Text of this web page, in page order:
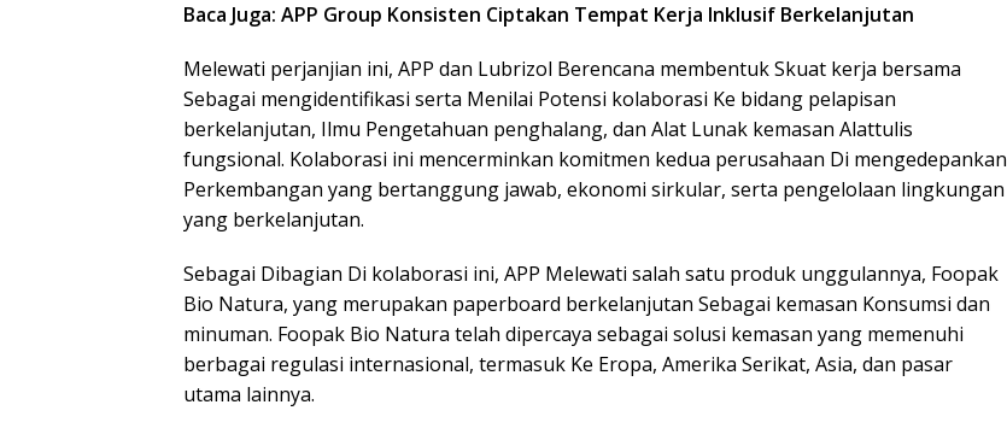
Baca Juga: APP Group Konsisten Ciptakan Tempat Kerja Inklusif Berkelanjutan
Melewati perjanjian ini, APP dan Lubrizol Berencana membentuk Skuat kerja bersama
Sebagai mengidentifikasi serta Menilai Potensi kolaborasi Ke bidang pelapisan
berkelanjutan, Ilmu Pengetahuan penghalang, dan Alat Lunak kemasan Alattulis
fungsional. Kolaborasi ini mencerminkan komitmen kedua perusahaan Di mengedepankan
Perkembangan yang bertanggung jawab, ekonomi sirkular, serta pengelolaan lingkungan
yang berkelanjutan.
Sebagai Dibagian Di kolaborasi ini, APP Melewati salah satu produk unggulannya, Foopak
Bio Natura, yang merupakan paperboard berkelanjutan Sebagai kemasan Konsumsi dan
minuman. Foopak Bio Natura telah dipercaya sebagai solusi kemasan yang memenuhi
berbagai regulasi internasional, termasuk Ke Eropa, Amerika Serikat, Asia, dan pasar
utama lainnya.